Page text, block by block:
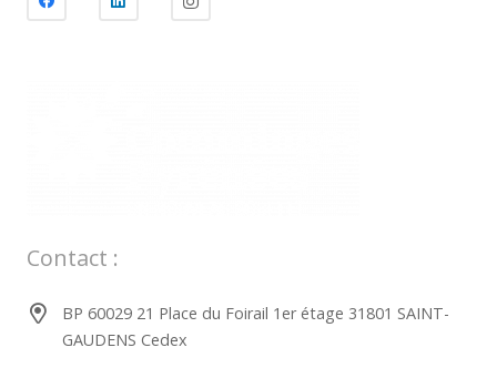
Contact :
BP 60029 21 Place du Foirail 1er étage 31801 SAINT-
GAUDENS Cedex